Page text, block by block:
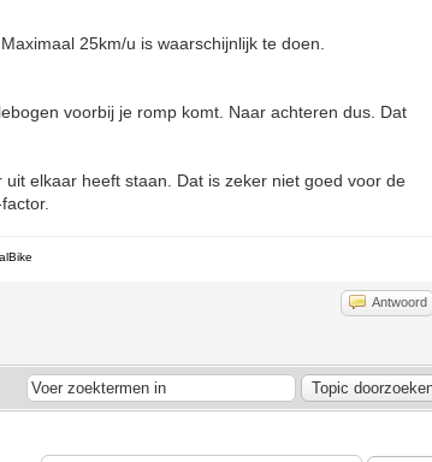
25km/u is waarschijnlijk te doen.
voorbij je romp komt. Naar achteren dus. Dat
elkaar heeft staan. Dat is zeker niet goed voor de
Antwoord